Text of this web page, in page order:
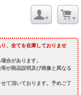
、全てを在庫しておりませ
合があります。
が商品説明及び画像と異なる
て頂いております。予めご了